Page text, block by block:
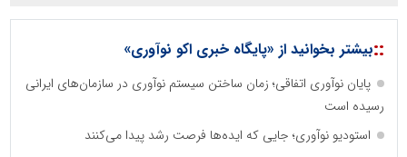
::بیشتر بخوانید از «پایگاه خبری اکو نوآوری»
پایان نوآوری اتفاقی؛ زمان ساختن سیستم نوآوری در سازمان‌های ایرانی
رسیده است
استودیو نوآوری؛ جایی که ایده‌ها فرصت رشد پیدا می‌کنند